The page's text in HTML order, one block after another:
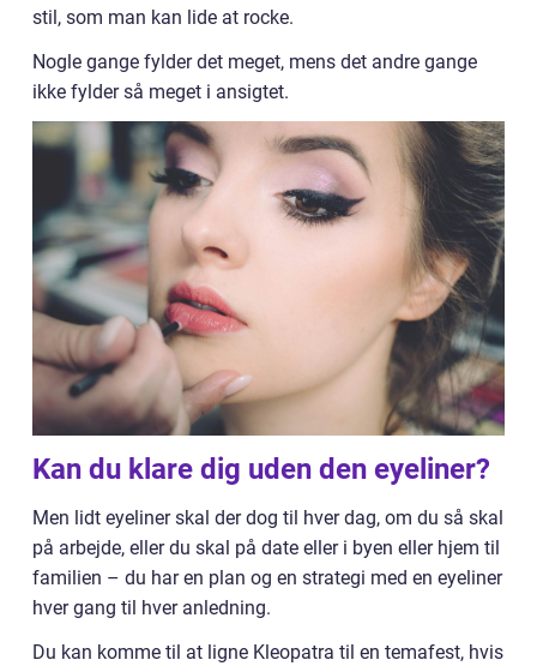
stil, som man kan lide at rocke.
Nogle gange fylder det meget, mens det andre gange
ikke fylder så meget i ansigtet.
Kan du klare dig uden den eyeliner?
Men lidt eyeliner skal der dog til hver dag, om du så skal
på arbejde, eller du skal på date eller i byen eller hjem til
familien – du har en plan og en strategi med en eyeliner
hver gang til hver anledning.
Du kan komme til at ligne Kleopatra til en temafest, hvis